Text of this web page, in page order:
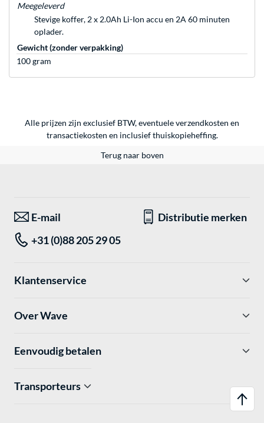
Meegeleverd
Stevige koffer, 2 x 2.0Ah Li-Ion accu en 2A 60 minuten
oplader.
Gewicht (zonder verpakking)
100 gram
Alle prijzen zijn exclusief BTW, eventuele verzendkosten en
transactiekosten en inclusief thuiskopieheffing.
Terug naar boven
E-mail
Distributie merken
+31 (0)88 205 29 05
Klantenservice
Over Wave
Eenvoudig betalen
Transporteurs